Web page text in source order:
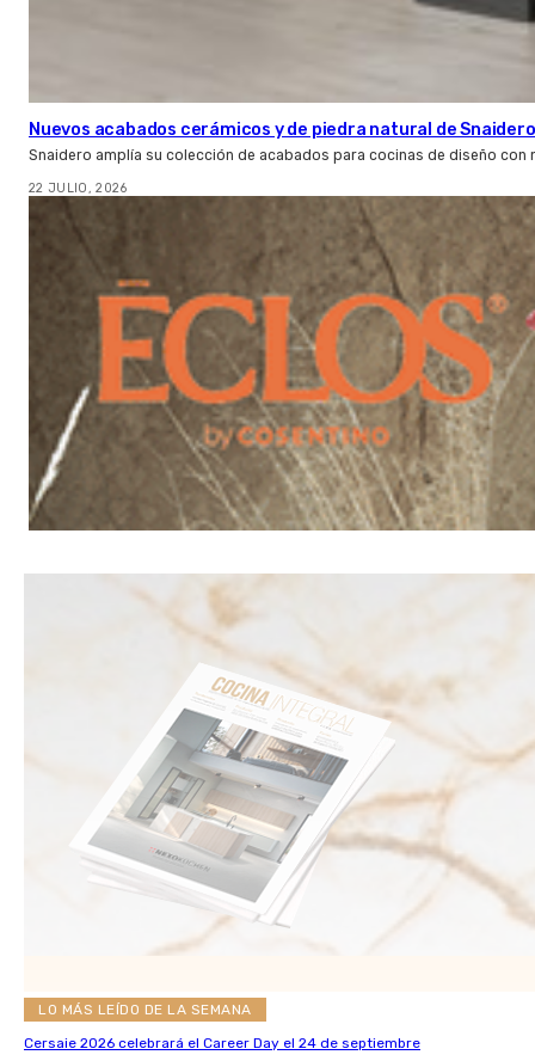
Nuevos acabados cerámicos y de piedra natural de Snaidero
Snaidero amplía su colección de acabados para cocinas de diseño
22 JULIO, 2026
LO MÁS LEÍDO DE LA SEMANA
Cersaie 2026 celebrará el Career Day el 24 de septiembre